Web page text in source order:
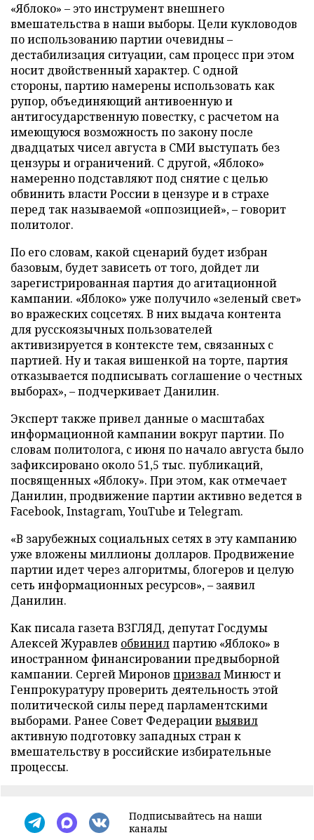
«Яблоко» – это инструмент внешнего
вмешательства в наши выборы. Цели кукловодов
по использованию партии очевидны –
дестабилизация ситуации, сам процесс при этом
носит двойственный характер. С одной
стороны, партию намерены использовать как
рупор, объединяющий антивоенную и
антигосударственную повестку, с расчетом на
имеющуюся возможность по закону после
двадцатых чисел августа в СМИ выступать без
цензуры и ограничений. С другой, «Яблоко»
намеренно подставляют под снятие с целью
обвинить власти России в цензуре и в страхе
перед так называемой «оппозицией», – говорит
политолог.
По его словам, какой сценарий будет избран
базовым, будет зависеть от того, дойдет ли
зарегистрированная партия до агитационной
кампании. «Яблоко» уже получило «зеленый свет»
во вражеских соцсетях. В них выдача контента
для русскоязычных пользователей
активизируется в контексте тем, связанных с
партией. Ну и такая вишенкой на торте, партия
отказывается подписывать соглашение о честных
выборах», – подчеркивает Данилин.
Эксперт также привел данные о масштабах
информационной кампании вокруг партии. По
словам политолога, с июня по начало августа было
зафиксировано около 51,5 тыс. публикаций,
посвященных «Яблоку». При этом, как отмечает
Данилин, продвижение партии активно ведется в
Facebook, Instagram, YouTube и Telegram.
«В зарубежных социальных сетях в эту кампанию
уже вложены миллионы долларов. Продвижение
партии идет через алгоритмы, блогеров и целую
сеть информационных ресурсов», – заявил
Данилин.
Как писала газета ВЗГЛЯД, депутат Госдумы
Алексей Журавлев обвинилпартию «Яблоко» в
иностранном финансировании предвыборной
кампании. Сергей Миронов призвалМинюст и
Генпрокуратуру проверить деятельность этой
политической силы перед парламентскими
выборами. Ранее Совет Федерациивыявил
активную подготовку западных стран к
вмешательству в российские избирательные
процессы.
Подписывайтесь на наши
каналы